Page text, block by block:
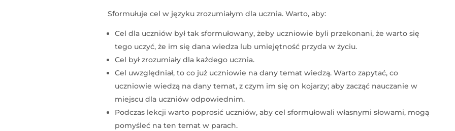
Sformułuje cel w języku zrozumiałym dla ucznia. Warto, aby:
Cel dla uczniów był tak sformułowany, żeby uczniowie byli przekonani, że warto się
tego uczyć, że im się dana wiedza lub umiejętność przyda w życiu.
Cel był zrozumiały dla każdego ucznia.
Cel uwzględniał, to co już uczniowie na dany temat wiedzą. Warto zapytać, co
uczniowie wiedzą na dany temat, z czym im się on kojarzy; aby zacząć nauczanie w
miejscu dla uczniów odpowiednim.
Podczas lekcji warto poprosić uczniów, aby cel sformułowali własnymi słowami, mogą
pomyśleć na ten temat w parach.